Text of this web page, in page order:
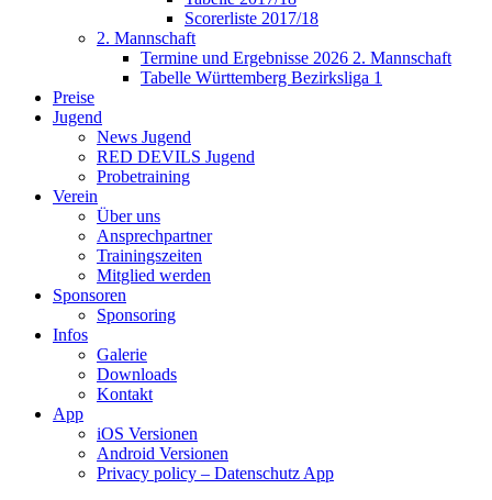
Scorerliste 2017/18
2. Mannschaft
Termine und Ergebnisse 2026 2. Mannschaft
Tabelle Württemberg Bezirksliga 1
Preise
Jugend
News Jugend
RED DEVILS Jugend
Probetraining
Verein
Über uns
Ansprechpartner
Trainingszeiten
Mitglied werden
Sponsoren
Sponsoring
Infos
Galerie
Downloads
Kontakt
App
iOS Versionen
Android Versionen
Privacy policy – Datenschutz App